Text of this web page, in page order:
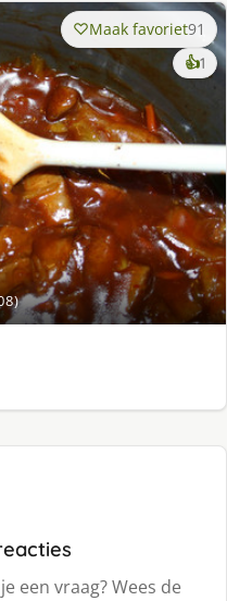
Maak favoriet91
👍1
een vraag? Wees de